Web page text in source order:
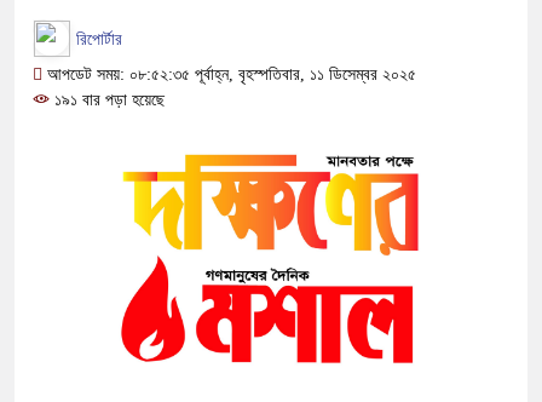
রিপোর্টার
আপডেট সময়: ০৮:৫২:৩৫ পূর্বাহ্ন, বৃহস্পতিবার, ১১ ডিসেম্বর ২০২৫
১৯১ বার পড়া হয়েছে